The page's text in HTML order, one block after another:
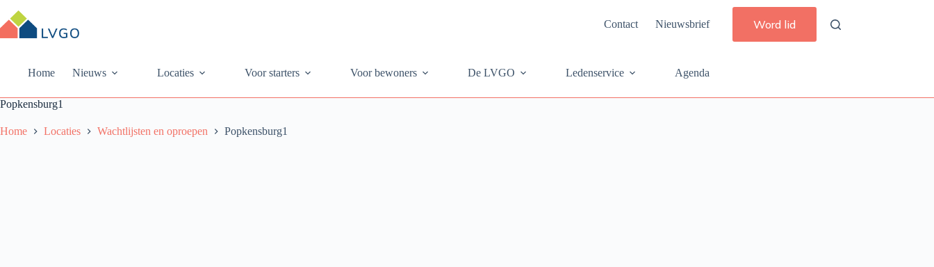
naar
de
Contact Nieuwsbrief Word lid
Home Nieuws Locaties Voor starters Voor bewoners De LVGO Ledenservice Agenda
Popkensburg1
Home Locaties Wachtlijsten en oproepen Popkensburg1